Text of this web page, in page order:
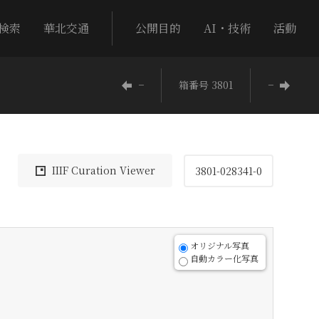
索 華北交通 公開目的 AI・技術 活動
− 箱番号 3801 −
IIIF Curation Viewer 3801-028341-0
オリジナル写真
自動カラー化写真